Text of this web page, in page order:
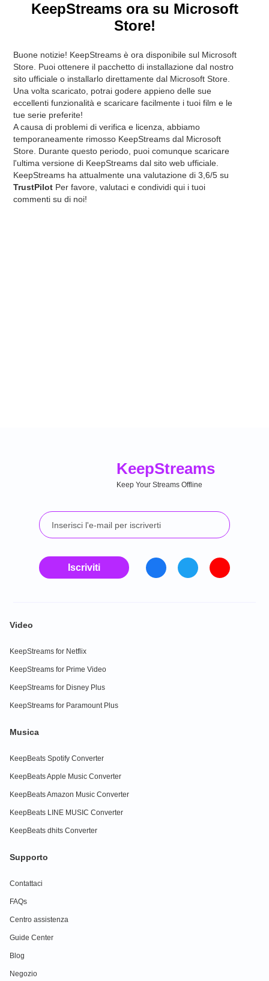
KeepStreams ora su Microsoft
Store!
Buone notizie! KeepStreams è ora disponibile sul Microsoft
Store. Puoi ottenere il pacchetto di installazione dal nostro
sito ufficiale o installarlo direttamente dal Microsoft Store.
Una volta scaricato, potrai godere appieno delle sue
eccellenti funzionalità e scaricare facilmente i tuoi film e le
tue serie preferite!
A causa di problemi di verifica e licenza, abbiamo
temporaneamente rimosso KeepStreams dal Microsoft
Store. Durante questo periodo, puoi comunque scaricare
l'ultima versione di KeepStreams dal sito web ufficiale.
KeepStreams ha attualmente una valutazione di 3,6/5 su
TrustPilot Per favore, valutaci e condividi qui i tuoi
commenti su di noi!
KeepStreams
Keep Your Streams Offline
Iscriviti
Video
KeepStreams for Netflix
KeepStreams for Prime Video
KeepStreams for Disney Plus
KeepStreams for Paramount Plus
Musica
KeepBeats Spotify Converter
KeepBeats Apple Music Converter
KeepBeats Amazon Music Converter
KeepBeats LINE MUSIC Converter
KeepBeats dhits Converter
Supporto
Contattaci
FAQs
Centro assistenza
Guide Center
Blog
Negozio